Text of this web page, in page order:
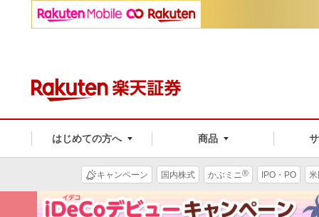
はじめての方へ 商品
キャンペーン 国内株式 かぶミニ® IPO・PO